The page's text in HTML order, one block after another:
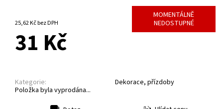
25,62 Kč bez DPH
MOMENTÁLNĚ
NEDOSTUPNÉ
31 Kč
Kategorie:
Dekorace, přízdoby
Položka byla vyprodána...